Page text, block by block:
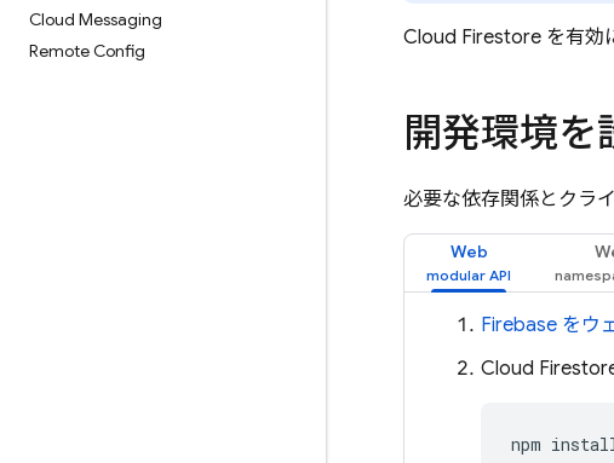
Cloud Messaging
Remote Config
Cloud Firestore を有効
開発環境を
必要な依存関係とクラ
Web
Firebase をウ
Cloud
npm